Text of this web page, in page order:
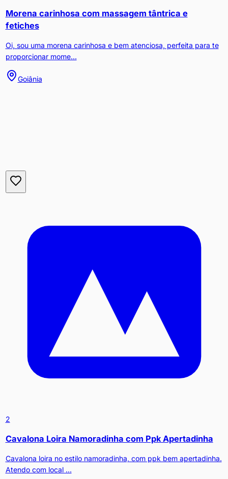
Morena carinhosa com massagem tântrica e
fetiches
Oi, sou uma morena carinhosa e bem atenciosa, perfeita para te
proporcionar mome...
Goiânia
2
Cavalona Loira Namoradinha com Ppk Apertadinha
Cavalona loira no estilo namoradinha, com ppk bem apertadinha.
Atendo com local ...